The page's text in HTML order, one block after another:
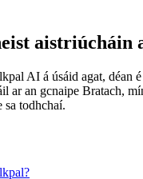
AI á úsáid agat,
ar an gcnaipe Bratach,
sa todhchaí.